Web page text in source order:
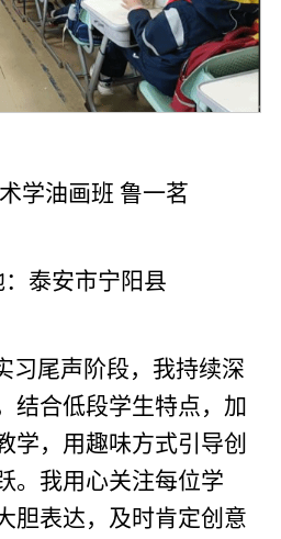
学油画班 鲁一茗
：泰安市宁阳县
习尾声阶段，我持续深
结合低段学生特点，加
学，用趣味方式引导创
。我用心关注每位学
胆表达，及时肯定创意